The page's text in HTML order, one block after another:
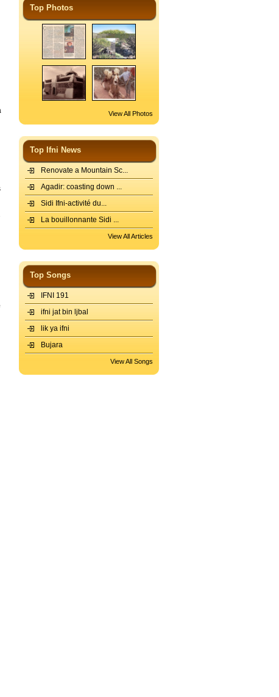
Top Photos
View All Photos
Top Ifni News
Renovate a Mountain Sc...
Agadir: coasting down ...
Sidi Ifni-activité du...
La bouillonnante Sidi ...
View All Articles
Top Songs
IFNI 191
ifni jat bin ljbal
lik ya ifni
Bujara
View All Songs